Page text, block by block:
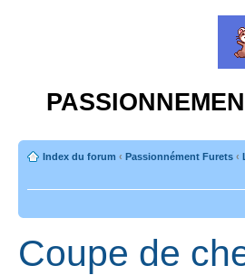
Index du forum ‹ Passionnément Furets ‹
Coupe de